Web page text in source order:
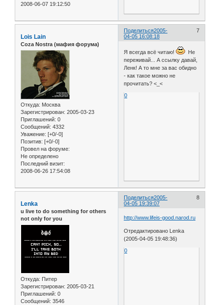
2008-06-07 19:12:50
Поделиться 7
2005-
04-05 16:08:18
Lois Lain
Coza Nostra (мафия форума)
Откуда: Москва
Зарегистрирован: 2005-03-23
Приглашений: 0
Сообщений: 4332
Уважение: [+0/-0]
Позитив: [+0/-0]
Провел на форуме:
Не определено
Последний визит:
2008-06-26 17:54:08
Я всегда всё читаю!
Не
переживай... А ссылку давай,
Ленк! А то мне за вас обидно
- как такое можно не
прочитать? <_<
0
Поделиться 8
2005-
04-05 19:39:07
Lenka
u live to do something for others
not only for you
Откуда: Питер
Зарегистрирован: 2005-03-21
Приглашений: 0
Сообщений: 3546
http://www.lifeis-good.narod.ru
Отредактировано Lenka
(2005-04-05 19:48:36)
0